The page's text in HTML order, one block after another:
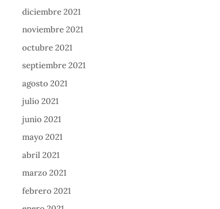
diciembre 2021
noviembre 2021
octubre 2021
septiembre 2021
agosto 2021
julio 2021
junio 2021
mayo 2021
abril 2021
marzo 2021
febrero 2021